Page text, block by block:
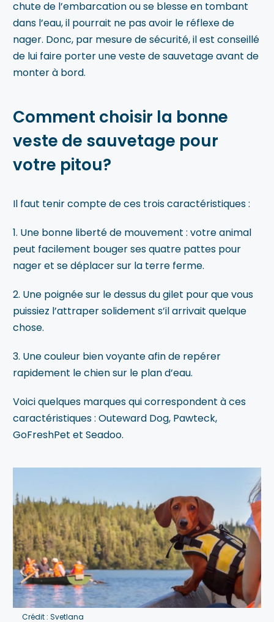
chute de l’embarcation ou se blesse en tombant
dans l’eau, il pourrait ne pas avoir le réflexe de
nager. Donc, par mesure de sécurité, il est conseillé
de lui faire porter une veste de sauvetage avant de
monter à bord.
Comment choisir la bonne
veste de sauvetage pour
votre pitou?
Il faut tenir compte de ces trois caractéristiques :
1. Une bonne liberté de mouvement : votre animal
peut facilement bouger ses quatre pattes pour
nager et se déplacer sur la terre ferme.
2. Une poignée sur le dessus du gilet pour que vous
puissiez l’attraper solidement s’il arrivait quelque
chose.
3. Une couleur bien voyante afin de repérer
rapidement le chien sur le plan d’eau.
Voici quelques marques qui correspondent à ces
caractéristiques : Outeward Dog, Pawteck,
GoFreshPet et Seadoo.
Crédit : Svetlana